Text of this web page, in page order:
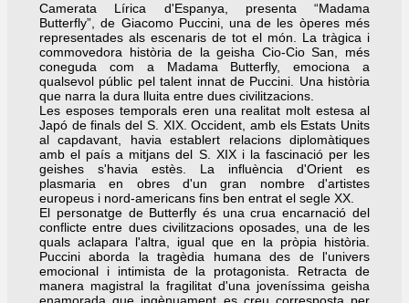
Camerata Lírica d'Espanya, presenta “Madama
Butterfly”, de Giacomo Puccini, una de les òperes més
representades als escenaris de tot el món. La tràgica i
commovedora història de la geisha Cio-Cio San, més
coneguda com a Madama Butterfly, emociona a
qualsevol públic pel talent innat de Puccini. Una història
que narra la dura lluita entre dues civilitzacions.
Les esposes temporals eren una realitat molt estesa al
Japó de finals del S. XIX. Occident, amb els Estats Units
al capdavant, havia establert relacions diplomàtiques
amb el país a mitjans del S. XIX i la fascinació per les
geishes s'havia estès. La influència d'Orient es
plasmaria en obres d'un gran nombre d'artistes
europeus i nord-americans fins ben entrat el segle XX.
El personatge de Butterfly és una crua encarnació del
conflicte entre dues civilitzacions oposades, una de les
quals aclapara l'altra, igual que en la pròpia història.
Puccini aborda la tragèdia humana des de l'univers
emocional i intimista de la protagonista. Retracta de
manera magistral la fragilitat d'una joveníssima geisha